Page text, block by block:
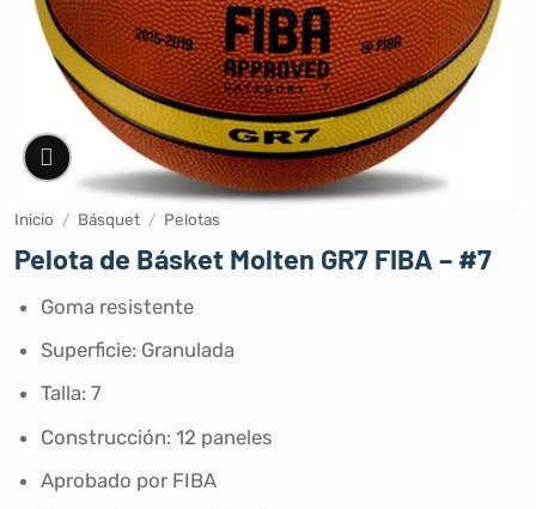
Inicio / Básquet / Pelotas
Pelota de Básket Molten GR7 FIBA – #7
Goma resistente
Superficie: Granulada
Talla: 7
Construcción: 12 paneles
Aprobado por FIBA